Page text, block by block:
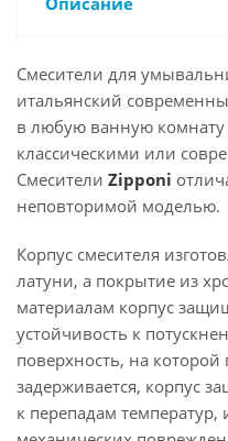
Смесители для
итальянский
в любую ванную комнату
классическими или
Смесители Zipponi
неповторимой моделью.
Корпус смесителя
латуни, а покрытие из
материалам корпус
устойчивость к
поверхность, на которой
задерживается, корпус
к перепадам температур,